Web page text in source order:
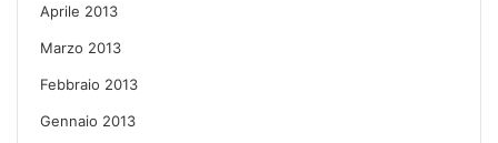
Aprile 2013
Marzo 2013
Febbraio 2013
Gennaio 2013